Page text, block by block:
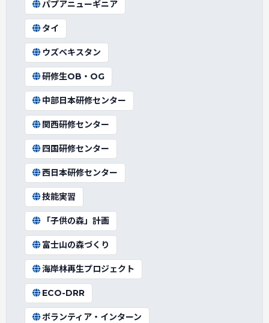
パプアニューギニア
タイ
ウズベキスタン
研修生OB・OG
中部日本研修センター
関西研修センター
四国研修センター
西日本研修センター
技能実習
「子供の森」計画
富士山の森づくり
海岸林再生プロジェクト
ECO-DRR
ボランティア・インターン